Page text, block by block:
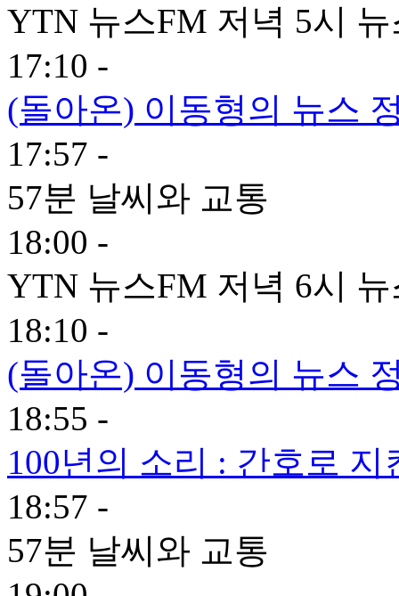
YTN 뉴스FM 저녁 5시 뉴
17:10 -
(돌아온) 이동형의 뉴스
17:57 -
57분 날씨와 교통
18:00 -
YTN 뉴스FM 저녁 6시 뉴
18:10 -
(돌아온) 이동형의 뉴스
18:55 -
100년의 소리 : 간호로 지
18:57 -
57분 날씨와 교통